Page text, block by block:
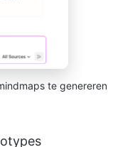
te genereren